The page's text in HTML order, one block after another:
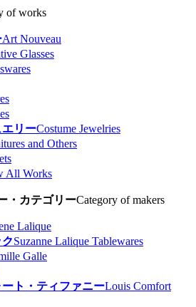
of works
Art Nouveau
Glasses
リーCostume Jewelries
and Others
All Works
・カテゴリーCategory of makers
Lalique
Suzanne Lalique Tablewares
Galle
ト・ティファニーLouis Comfort